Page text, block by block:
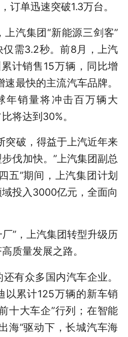
订单迅速突破1.3万台。
汽集团“新能源三剑客”
仅需3.2秒。前8月，上汽
计销售15万辆，同比增
最快的主流汽车品牌。
年销量将冲击百万辆大
将达到30%。
破，得益于上汽近年来
伐加快。”上汽集团副总
五”期间，上汽集团计划
投入3000亿元，全面向
”，上汽集团转型升级历
质量发展之路。
众多国内汽车企业。
以累计125万辆的新车销
十大车企”行列；在智能
海”驱动下，长城汽车海